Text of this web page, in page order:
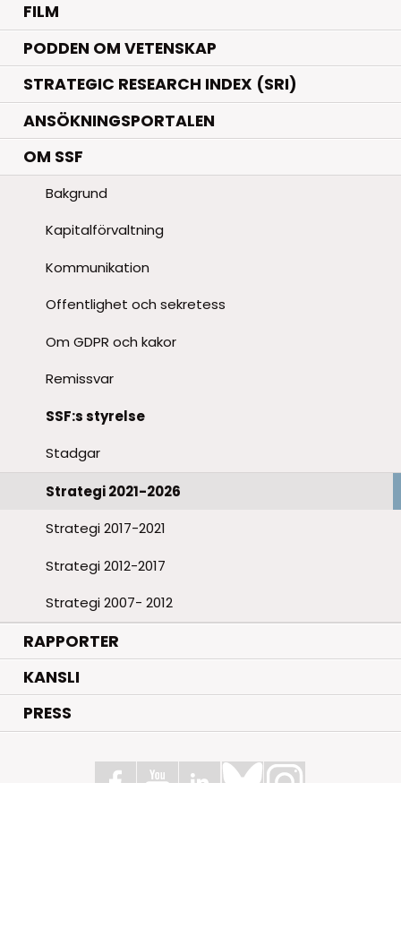
FILM
PODDEN OM VETENSKAP
STRATEGIC RESEARCH INDEX (SRI)
ANSÖKNINGSPORTALEN
OM SSF
Bakgrund
Kapitalförvaltning
Kommunikation
Offentlighet och sekretess
Om GDPR och kakor
Remissvar
SSF:s styrelse
Stadgar
Strategi 2021-2026
Strategi 2017-2021
Strategi 2012-2017
Strategi 2007- 2012
RAPPORTER
KANSLI
PRESS